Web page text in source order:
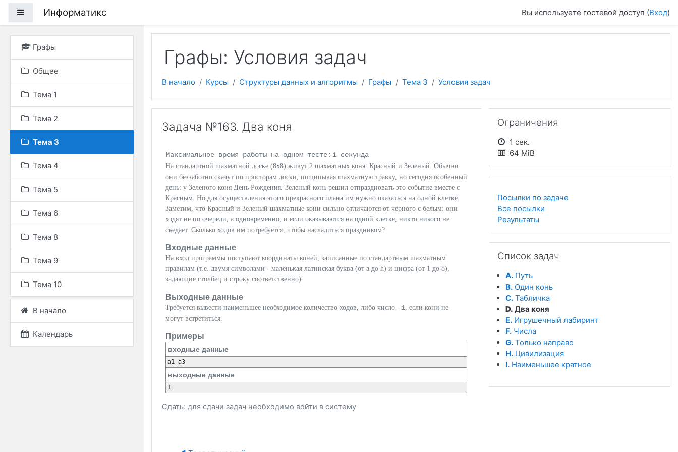
Боковая панель
Информатикс Вы используете гостевой доступ (Вход)
Графы
Общее
Тема 1
Тема 2
Тема 3
Тема 4
Тема 5
Тема 6
Тема 8
Тема 9
Тема 10
В начало
Календарь
Графы: Условия задач
В начало Курсы Структуры данных и алгоритмы Графы Тема 3 Условия задач
Задача №163. Два коня
Максимальное время работы на одном тесте: 1 секунда
На стандартной шахматной доске (8х8) живут 2 шахматных коня: Красный и Зеленый. Обычно
они беззаботно скачут по просторам доски, пощипывая шахматную травку, но сегодня особенный
день: у Зеленого коня День Рождения. Зеленый конь решил отпраздновать это событие вместе с
Красным. Но для осуществления этого прекрасного плана им нужно оказаться на одной клетке.
Заметим, что Красный и Зеленый шахматные кони сильно отличаются от черного с белым: они
ходят не по очереди, а одновременно, и если оказываются на одной клетке, никто никого не
съедает. Сколько ходов им потребуется, чтобы насладиться праздником?
Входные данные
На вход программы поступают координаты коней, записанные по стандартным шахматным
правилам (т.е. двумя символами - маленькая латинская буква (от a до h) и цифра (от 1 до 8),
задающие столбец и строку соответственно).
Выходные данные
Требуется вывести наименьшее необходимое количество ходов, либо число -1, если кони не
могут встретиться.
Примеры
входные данные
выходные данные
Сдать: для сдачи задач необходимо войти в систему
Ограничения
1 сек.
64 MiB
Посылки по задаче
Все посылки
Результаты
Список задач
A. Путь
B. Один конь
C. Табличка
D. Два коня
E. Игрушечный лабиринт
F. Числа
G. Только направо
H. Цивилизация
I. Наименьшее кратное